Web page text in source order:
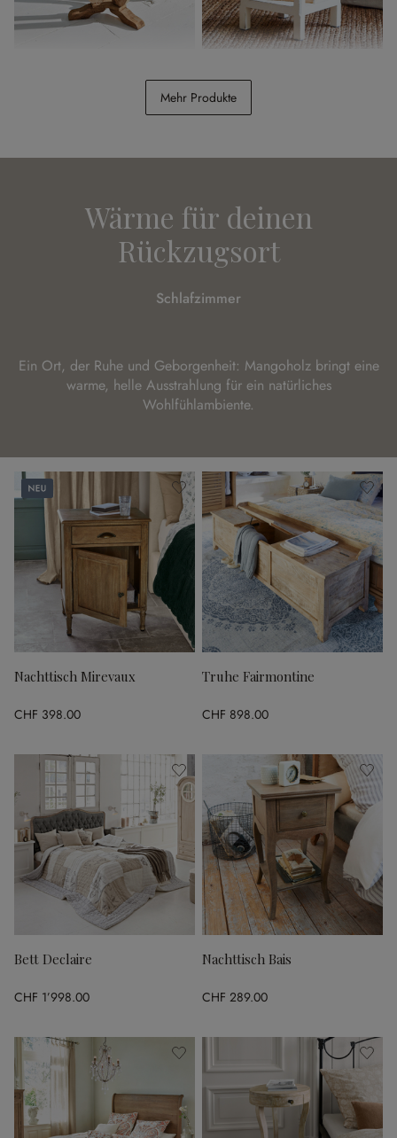
CHF 198.00
Mehr Produkte
Wärme für deinen
Rückzugsort
Schlafzimmer
Ein Ort, der Ruhe und Geborgenheit: Mangoholz bringt eine
warme, helle Ausstrahlung für ein natürliches
Wohlfühlambiente.
Neu
Nachttisch Mirevaux
CHF 398.00
Truhe Fairmontine
CHF 898.00
Bett Declaire
CHF 1’998.00
Nachttisch Bais
CHF 289.00